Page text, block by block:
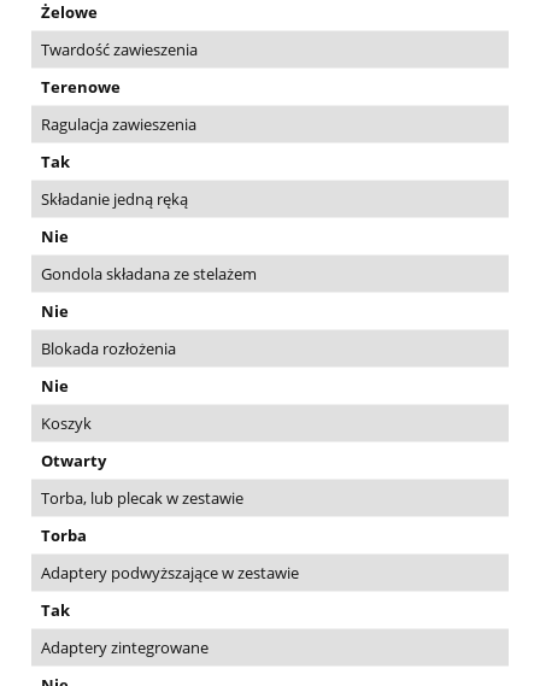
Żelowe
Twardość zawieszenia
Terenowe
Ragulacja zawieszenia
Tak
Składanie jedną ręką
Nie
Gondola składana ze stelażem
Nie
Blokada rozłożenia
Nie
Koszyk
Otwarty
Torba, lub plecak w zestawie
Torba
Adaptery podwyższające w zestawie
Tak
Adaptery zintegrowane